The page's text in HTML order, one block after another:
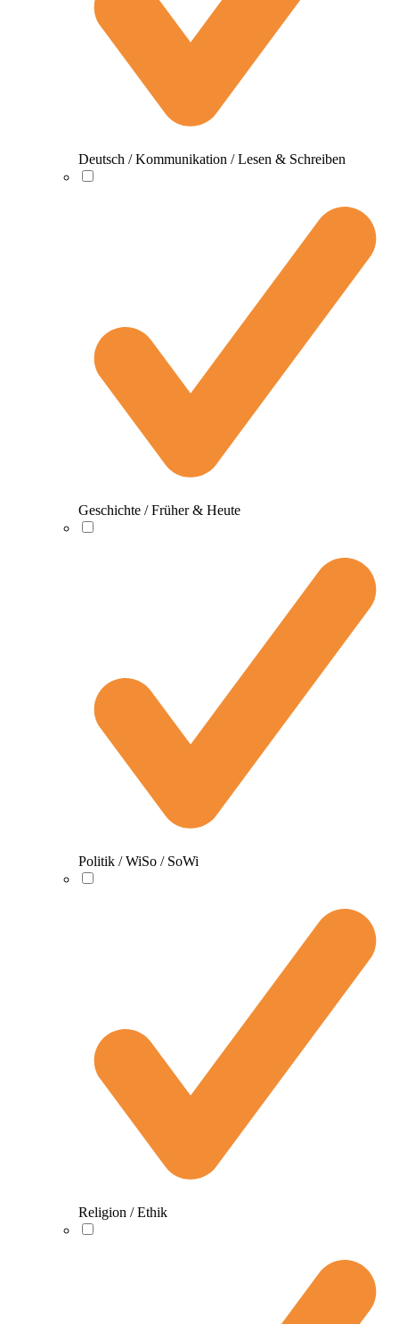
Deutsch / Kommunikation / Lesen & Schreiben
Geschichte / Früher & Heute
Politik / WiSo / SoWi
Religion / Ethik